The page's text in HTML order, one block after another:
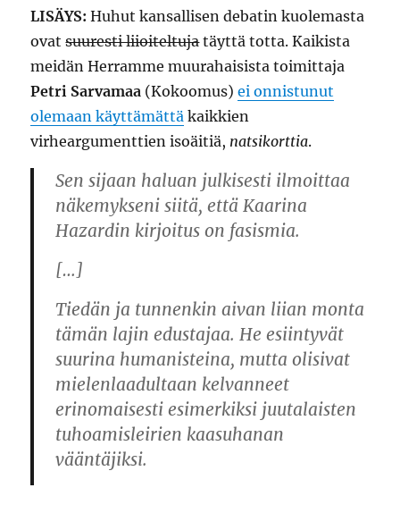
LISÄYS:Huhut kansallisen debatin kuolemasta
ovatsuuresti liioiteltujatäyttä totta. Kaikista
meidän Herramme muurahaisista toimittaja
Petri Sarvamaa (Kokoomus)ei onnistunut
olemaan käyttämättä kaikkien
virheargumenttien isoäitiä, natsikorttia.
Sen sijaan haluan julkisesti ilmoittaa
näkemykseni siitä, että Kaarina
Hazardin kirjoitus on fasismia.
[…]
Tiedän ja tunnenkin aivan liian monta
tämän lajin edustajaa. He esiintyvät
suurina humanisteina, mutta olisivat
mielenlaadultaan kelvanneet
erinomaisesti esimerkiksi juutalaisten
tuhoamisleirien kaasuhanan
vääntäjiksi.